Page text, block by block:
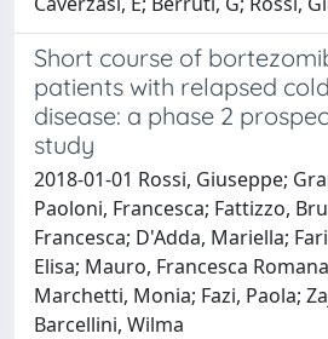
Short course of
patients with relapsed
disease: a phase 2
study
2018-01-01 Rossi, Giuseppe;
Paoloni, Francesca; Fattizzo,
Francesca; D'Adda, Mariella;
Elisa; Mauro, Francesca
Marchetti, Monia; Fazi, Paola;
Barcellini, Wilma